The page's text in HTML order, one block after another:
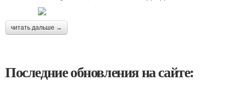
читать дальше →
Последние обновления на сайте: